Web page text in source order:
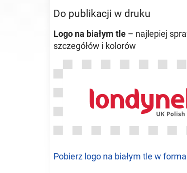
Do publikacji w druku
Logo na białym tle – najlepiej
szczegółów i kolorów
Pobierz logo na białym tle w